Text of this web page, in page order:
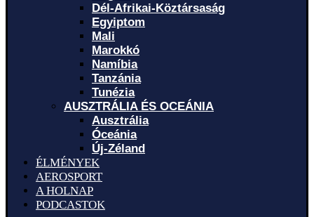
Dél-Afrikai-Köztársaság
Egyiptom
Mali
Marokkó
Namíbia
Tanzánia
Tunézia
AUSZTRÁLIA ÉS OCEÁNIA
Ausztrália
Óceánia
Új-Zéland
ÉLMÉNYEK
AEROSPORT
A HOLNAP
PODCASTOK